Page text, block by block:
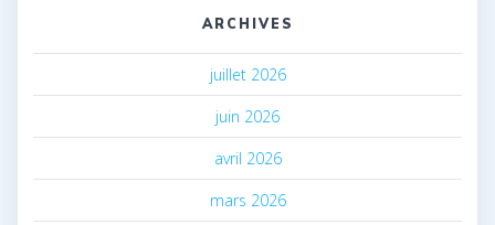
ARCHIVES
juillet 2026
juin 2026
avril 2026
mars 2026